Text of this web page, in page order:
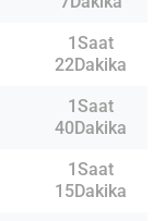
1Saat
22Dakika
1Saat
40Dakika
1Saat
15Dakika